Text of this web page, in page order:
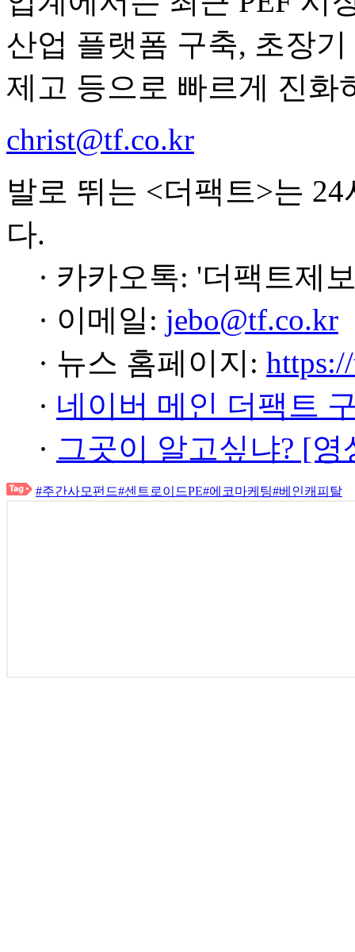
산업 플랫폼 구축, 초장
제고 등으로 빠르게 진화
christ@tf.co.kr
발로 뛰는 <더팩트>는
다.
· 카카오톡: '더팩트제
· 이메일: jebo@tf.co.kr
· 뉴스 홈페이지:
· 네이버 메인 더팩트
· 그곳이 알고싶냐? [
#주간사모펀드#센트로이드PE#에코마케팅#베인캐피탈